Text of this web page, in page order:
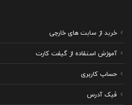
خرید از سایت های خارجی
آموزش استفاده از گیفت کارت
حساب کاربری
فیک آدرس